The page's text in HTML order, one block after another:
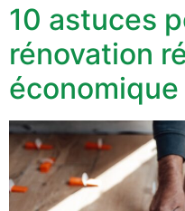
10 astuces
rénovation
économique